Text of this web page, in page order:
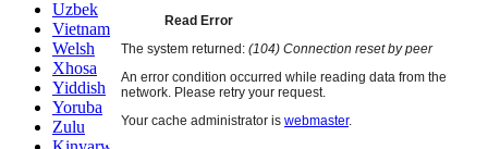
Uzbek
Vietnamese
Welsh
Xhosa
Yiddish
Yoruba
Zulu